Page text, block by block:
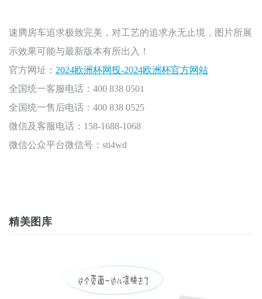
速腾房车追求极致完美，对工艺的追求永无止境，图片所展
示效果可能与最新版本有所出入！
官方网址： 2024欧洲杯网投-2024欧洲杯官方网站
全国统一客服电话：400 838 0501
全国统一售后电话：400 838 0525
微信及客服电话：158-1688-1068
微信公众平台微信号：sti4wd
精美图库